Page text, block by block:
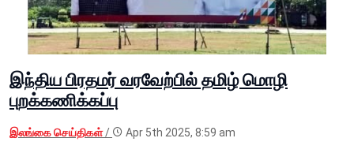
இந்திய பிரதமர் வரவேற்பில் தமிழ் மொழி
புறக்கணிக்கப்பு
இலங்கை செய்திகள்/ Apr 5th 2025, 8:59 am